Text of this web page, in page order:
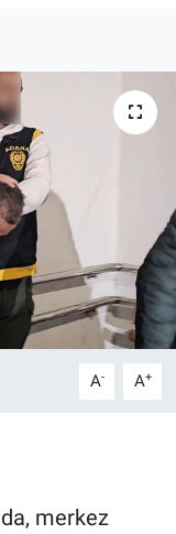
A- A+
merkez